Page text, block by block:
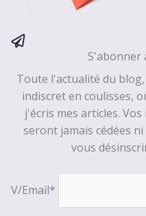
S'abonner
Toute l'actualité du
indiscret en coulisses,
j'écris mes articles.
seront jamais cédées
vous
V/Email*